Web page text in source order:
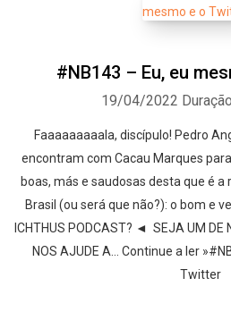
#NB143 – Eu, eu
19/04/2022
Faaaaaaaaala, discípulo! Pedro
encontram com Cacau Marques
boas, más e saudosas desta que é
Brasil (ou será que não?): o bom e
ICHTHUS PODCAST? ◄ SEJA UM DE
NOS AJUDE A… Continue a ler
Twitter